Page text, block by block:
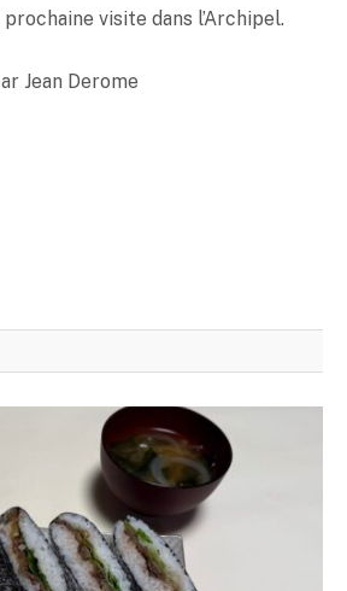
visite dans l’Archipel.
Jean Derome